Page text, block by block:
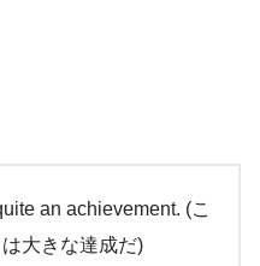
an achievement. (こ
大きな達成だ)